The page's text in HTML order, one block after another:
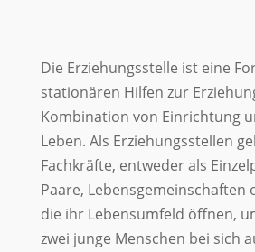
Die Erziehungsstelle ist eine
stationären Hilfen zur
Kombination von Einrichtung
Leben. Als Erziehungsstellen
Fachkräfte, entweder als
Paare, Lebensgemeinschaften
die ihr Lebensumfeld öffnen,
zwei junge Menschen bei sich